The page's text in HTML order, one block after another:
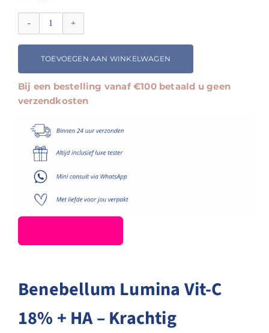
Vit-
aantal
TOEVOEGEN AAN WINKELWAGEN
Bij een bestelling vanaf €100 betaald u geen
verzendkosten
Benebellum Lumina Vit-C
18% + HA – Krachtig